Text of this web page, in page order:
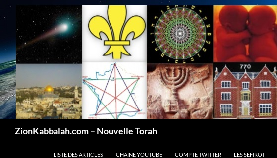
ZionKabbalah.com – Nouvelle Torah
LISTE DES ARTICLES
CHAÎNE YOUTUBE COMPTE TWITTER LES SEFIROT